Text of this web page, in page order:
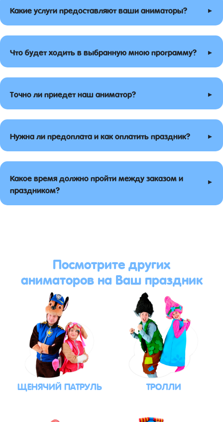
Какие услуги предоставляют ваши аниматоры? ▸
Что будет ходить в выбранную мною программу? ▸
Точно ли приедет наш аниматор? ▸
Нужна ли предоплата и как оплатить праздник? ▸
Какое время должно пройти между заказом и
праздником?
▸
Посмотрите других
аниматоров на Ваш праздник
ЩЕНЯЧИЙ ПАТРУЛЬ ТРОЛЛИ